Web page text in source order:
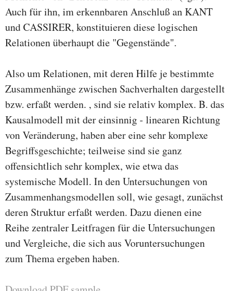
Auch für ihn, im erkennbaren Anschluß an KANT
und CASSIRER, konstituieren diese logischen
Relationen überhaupt die "Gegenstände".
Also um Relationen, mit deren Hilfe je bestimmte
Zusammenhänge zwischen Sachverhalten dargestellt
bzw. erfaßt werden. , sind sie relativ komplex. B. das
Kausalmodell mit der einsinnig - linearen Richtung
von Veränderung, haben aber eine sehr komplexe
Begriffsgeschichte; teilweise sind sie ganz
offensichtlich sehr komplex, wie etwa das
systemische Modell. In den Untersuchungen von
Zusammenhangsmodellen soll, wie gesagt, zunächst
deren Struktur erfaßt werden. Dazu dienen eine
Reihe zentraler Leitfragen für die Untersuchungen
und Vergleiche, die sich aus Voruntersuchungen
zum Thema ergeben haben.